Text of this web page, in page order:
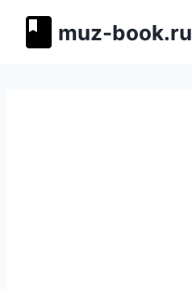
muz-book.ru